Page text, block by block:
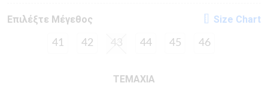
Eπιλέξτε Μέγεθος Size Chart
41 42 43 44 45 46
ΤΕΜΑΧΙΑ